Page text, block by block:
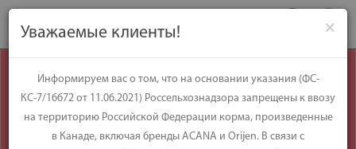
Уважаемые
клиенты!
×
Уважаемые клиенты!
Информируем вас о том, что на основании указания (ФС-
КС-7/16672 от 11.06.2021) Россельхознадзора запрещены к ввозу
на территорию Российской Федерации корма, произведенные
в Канаде, включая бренды ACANA и Orijen. В связи с